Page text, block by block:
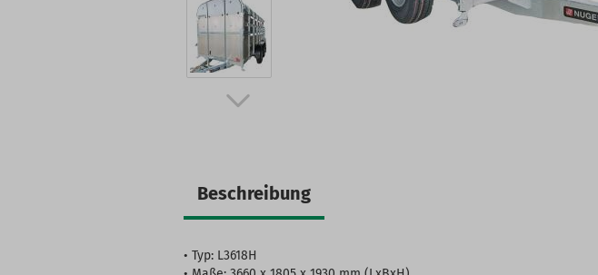
Beschreibung
• Typ: L3618H